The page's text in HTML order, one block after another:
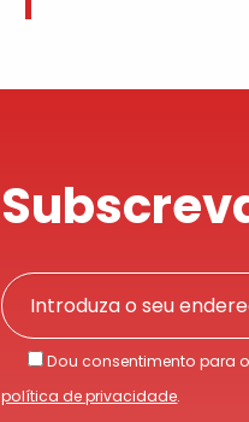
Dou consentimento para
política de privacidade.